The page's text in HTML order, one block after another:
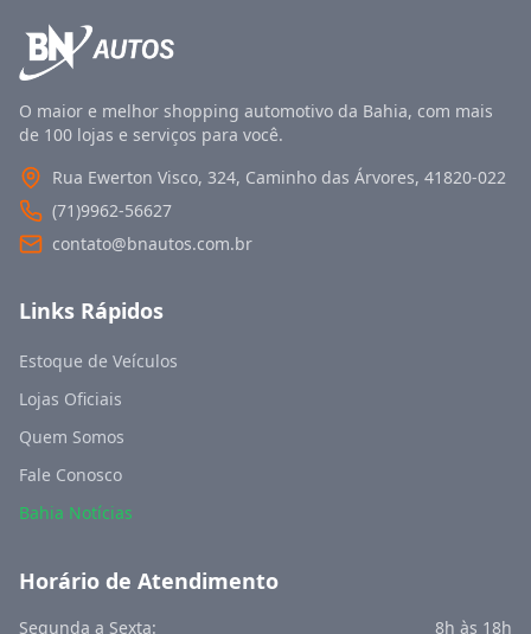
O maior e melhor shopping automotivo da Bahia, com mais
de 100 lojas e serviços para você.
Rua Ewerton Visco, 324, Caminho das Árvores, 41820‑022
(71)9962-56627
contato@bnautos.com.br
Links Rápidos
Estoque de Veículos
Lojas Oficiais
Quem Somos
Fale Conosco
Bahia Notícias
Horário de Atendimento
Segunda a Sexta: 8h às 18h